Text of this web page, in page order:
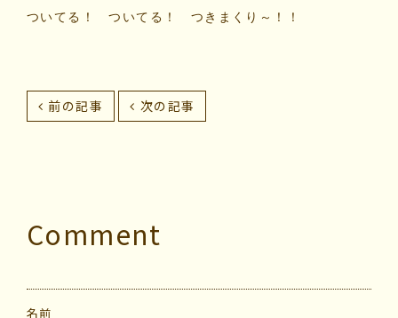
ついてる！ ついてる！ つきまくり～！！
前の記事 次の記事
Comment
名前